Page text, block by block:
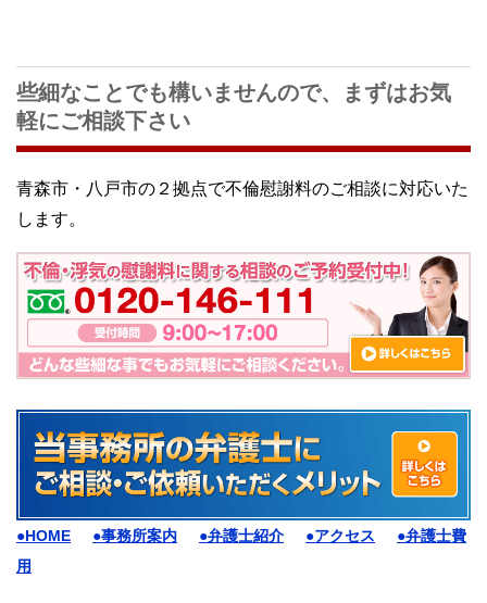
些細なことでも構いませんので、まずはお気
軽にご相談下さい
青森市・八戸市の２拠点で不倫慰謝料のご相談に対応いた
します。
●HOME ●事務所案内 ●弁護士紹介 ●アクセス
●弁護士費
用